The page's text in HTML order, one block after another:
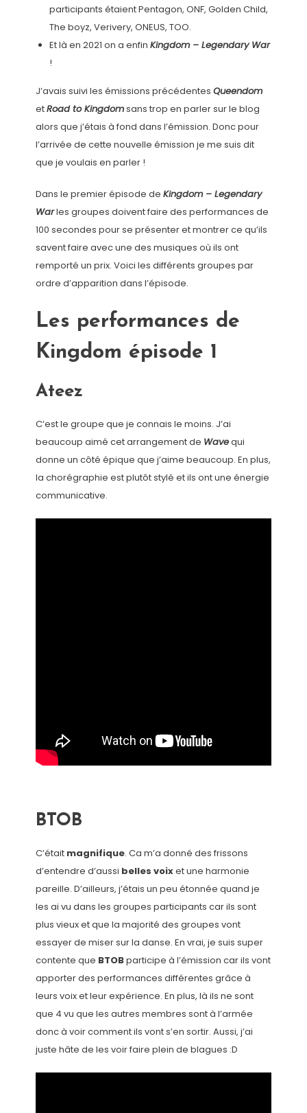
participants étaient Pentagon, ONF, Golden Child,
The boyz, Verivery, ONEUS, TOO.
Et là en 2021 on a enfin Kingdom – Legendary War
!
J’avais suivi les émissions précédentes Queendom
etRoad to Kingdomsans trop en parler sur le blog
alors que j’étais à fond dans l’émission. Donc pour
l’arrivée de cette nouvelle émission je me suis dit
que je voulais en parler !
Dans le premier épisode de Kingdom – Legendary
Warles groupes doivent faire des performances de
100 secondes pour se présenter et montrer ce qu’ils
savent faire avec une des musiques où ils ont
remporté un prix. Voici les différents groupes par
ordre d’apparition dans l’épisode.
Les performances de
Kingdom épisode 1
Ateez
C’est le groupe que je connais le moins. J’ai
beaucoup aimé cet arrangement de Wavequi
donne un côté épique que j’aime beaucoup. En plus,
la chorégraphie est plutôt stylé et ils ont une énergie
communicative.
BTOB
C’était magnifique. Ca m’a donné des frissons
d’entendre d’aussi belles voixet une harmonie
pareille. D’ailleurs, j’étais un peu étonnée quand je
les ai vu dans les groupes participants car ils sont
plus vieux et que la majorité des groupes vont
essayer de miser sur la danse. En vrai, je suis super
contente que BTOBparticipe à l’émission car ils vont
apporter des performances différentes grâce à
leurs voix et leur expérience. En plus, là ils ne sont
que 4 vu que les autres membres sont à l’armée
donc à voir comment ils vont s’en sortir. Aussi, j’ai
juste hâte de les voir faire plein de blagues :D